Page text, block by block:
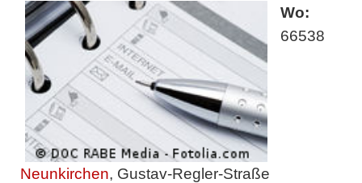
Wo:
66538
Neunkirchen, Gustav-Regler-Straße